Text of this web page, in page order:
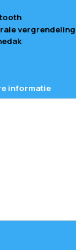
vergrendeling
informatie